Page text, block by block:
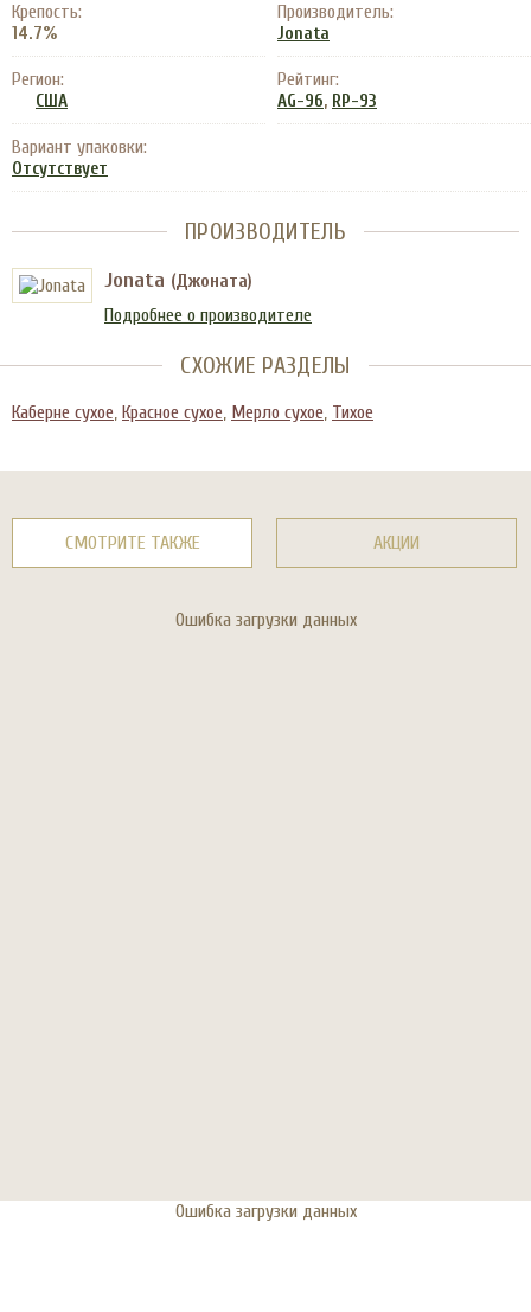
Крепость:
14.7%
Производитель:
Jonata
Регион:
США
Рейтинг:
AG-96, RP-93
Вариант упаковки:
Отсутствует
ПРОИЗВОДИТЕЛЬ
Jonata (Джоната)
Подробнее о производителе
СХОЖИЕ РАЗДЕЛЫ
Каберне сухое, Красное сухое, Мерло сухое, Тихое
СМОТРИТЕ ТАКЖЕ АКЦИИ
Ошибка загрузки данных
Ошибка загрузки данных